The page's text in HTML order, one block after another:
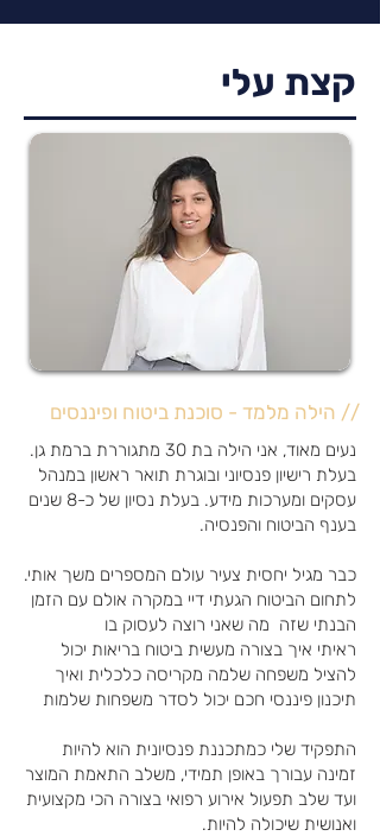
קצת עלי
// הילה מלמד - סוכנת ביטוח ופיננסים
נעים מאוד, אני הילה בת 30 מתגוררת ברמת גן.
בעלת רישיון פנסיוני ובוגרת תואר ראשון במנהל
עסקים ומערכות מידע. בעלת נסיון של כ-8 שנים
בענף הביטוח והפנסיה.
כבר מגיל יחסית צעיר עולם המספרים משך אותי.
לתחום הביטוח הגעתי דיי במקרה אולם עם הזמן
הבנתי שזה מה שאני רוצה לעסוק בו
ראיתי איך בצורה מעשית ביטוח בריאות יכול
להציל משפחה שלמה מקריסה כלכלית ואיך
תיכנון פיננסי חכם יכול לסדר משפחות שלמות
התפקיד שלי כמתכננת פנסיונית הוא להיות
זמינה עבורך באופן תמידי, משלב התאמת המוצר
ועד שלב תפעול אירוע רפואי בצורה הכי מקצועית
ואנושית שיכולה להיות.